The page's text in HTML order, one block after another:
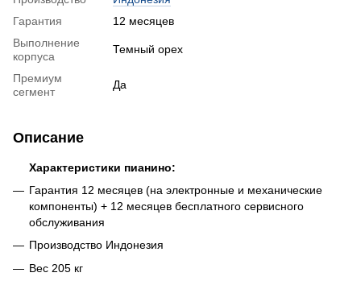
Гарантия
12 месяцев
Выполнение
корпуса
Темный орех
Премиум
сегмент
Да
Описание
Характеристики пианино:
Гарантия 12 месяцев (на электронные и механические
компоненты) + 12 месяцев бесплатного сервисного
обслуживания
Производство Индонезия
Вес 205 кг